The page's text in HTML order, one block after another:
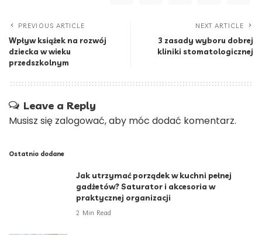
PREVIOUS ARTICLE
Wpływ książek na rozwój
dziecka w wieku
przedszkolnym
NEXT ARTICLE
3 zasady wyboru dobrej
kliniki stomatologicznej
Leave a Reply
Musisz się zalogować, aby móc dodać komentarz.
Ostatnio dodane
Jak utrzymać porządek w kuchni pełnej
gadżetów? Saturator i akcesoria w
praktycznej organizacji
2 Min Read